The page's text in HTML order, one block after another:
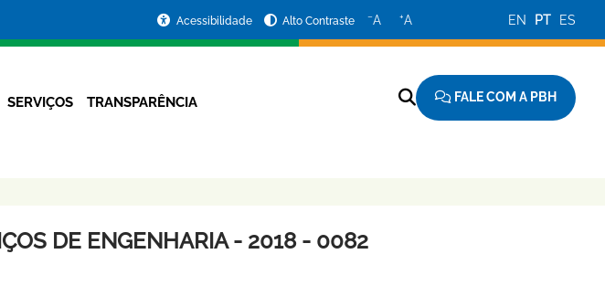
Acessibilidade Alto Contraste −A +A EN PT ES
SERVIÇOS TRANSPARÊNCIA FALE COM A PBH
DE ENGENHARIA - 2018 - 0082